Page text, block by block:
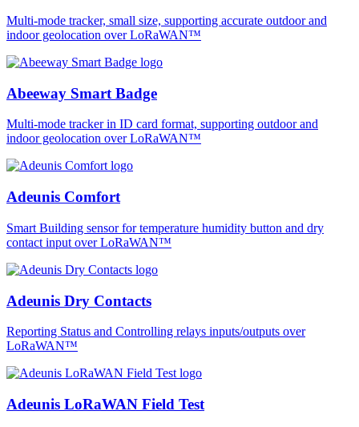
Multi-mode tracker, small size, supporting accurate outdoor and
indoor geolocation over LoRaWAN™
Abeeway Smart Badge
Multi-mode tracker in ID card format, supporting outdoor and
indoor geolocation over LoRaWAN™
Adeunis Comfort
Smart Building sensor for temperature humidity button and dry
contact input over LoRaWAN™
Adeunis Dry Contacts
Reporting Status and Controlling relays inputs/outputs over
LoRaWAN™
Adeunis LoRaWAN Field Test